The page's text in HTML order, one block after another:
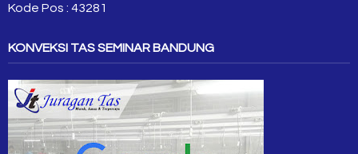
Kode Pos : 43281
KONVEKSI TAS SEMINAR BANDUNG